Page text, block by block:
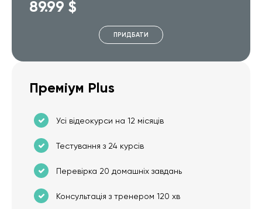
89.99 $
ПРИДБАТИ
Преміум Plus
Усі відеокурси на 12 місяців
Тестування з 24 курсів
Перевірка 20 домашніх завдань
Консультація з тренером 120 хв